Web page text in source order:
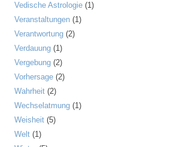
Vedische Astrologie (1)
Veranstaltungen (1)
Verantwortung (2)
Verdauung (1)
Vergebung (2)
Vorhersage (2)
Wahrheit (2)
Wechselatmung (1)
Weisheit (5)
Welt (1)